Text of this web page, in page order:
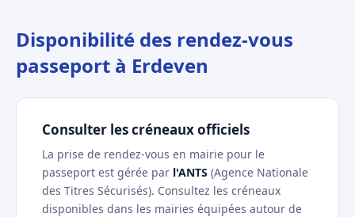
Disponibilité des rendez-vous
passeport à Erdeven
Consulter les créneaux officiels
La prise de rendez-vous en mairie pour le
passeport est gérée par l'ANTS (Agence Nationale
des Titres Sécurisés). Consultez les créneaux
disponibles dans les mairies équipées autour de